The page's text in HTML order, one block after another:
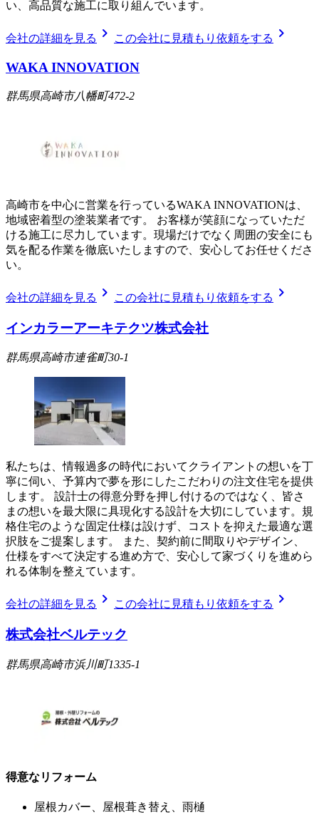
い、高品質な施工に取り組んでいます。
会社の詳細を見る chevron_right この会社に見積もり依頼をする chevron_right
WAKA INNOVATION
群馬県高崎市八幡町472-2
高崎市を中心に営業を行っているWAKA INNOVATIONは、
地域密着型の塗装業者です。 お客様が笑顔になっていただ
ける施工に尽力しています。現場だけでなく周囲の安全にも
気を配る作業を徹底いたしますので、安心してお任せくださ
い。
会社の詳細を見る chevron_right この会社に見積もり依頼をする chevron_right
インカラーアーキテクツ株式会社
群馬県高崎市連雀町30-1
私たちは、情報過多の時代においてクライアントの想いを丁
寧に伺い、予算内で夢を形にしたこだわりの注文住宅を提供
します。 設計士の得意分野を押し付けるのではなく、皆さ
まの想いを最大限に具現化する設計を大切にしています。規
格住宅のような固定仕様は設けず、コストを抑えた最適な選
択肢をご提案します。 また、契約前に間取りやデザイン、
仕様をすべて決定する進め方で、安心して家づくりを進めら
れる体制を整えています。
会社の詳細を見る chevron_right この会社に見積もり依頼をする chevron_right
株式会社ベルテック
群馬県高崎市浜川町1335-1
得意なリフォーム
屋根カバー、屋根葺き替え、雨樋